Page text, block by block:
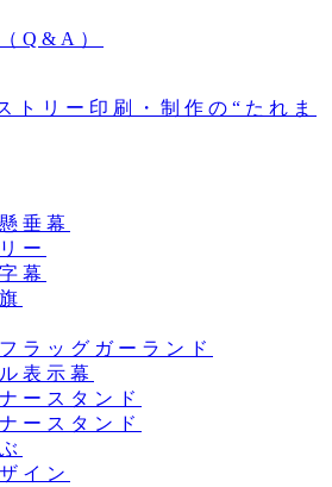
Q&A）
垂幕
ー
幕
ラッグガーランド
表示幕
ースタンド
ースタンド
イン